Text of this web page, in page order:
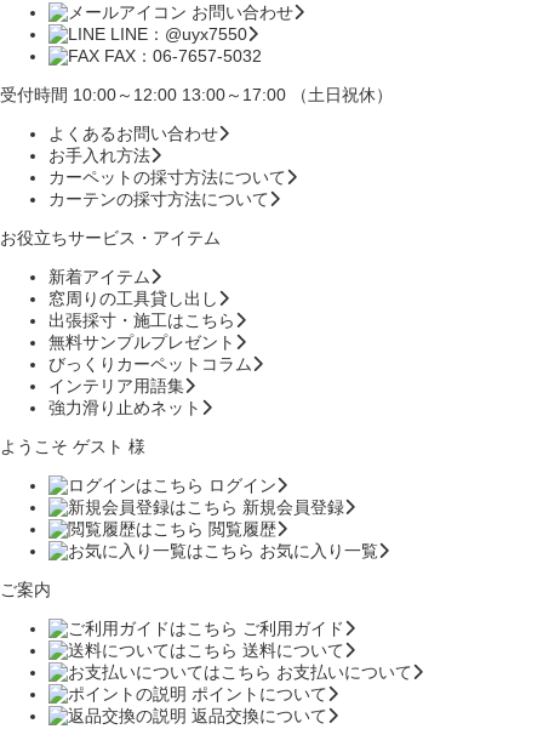
お問い合わせ
LINE：@uyx7550
FAX：06-7657-5032
受付時間 10:00～12:00 13:00～17:00 （土日祝休）
よくあるお問い合わせ
お手入れ方法
カーペットの採寸方法について
カーテンの採寸方法について
お役立ちサービス・アイテム
新着アイテム
窓周りの工具貸し出し
出張採寸・施工はこちら
無料サンプルプレゼント
びっくりカーペットコラム
インテリア用語集
強力滑り止めネット
ようこそ ゲスト 様
ログイン
新規会員登録
閲覧履歴
お気に入り一覧
ご案内
ご利用ガイド
送料について
お支払いについて
ポイントについて
返品交換について